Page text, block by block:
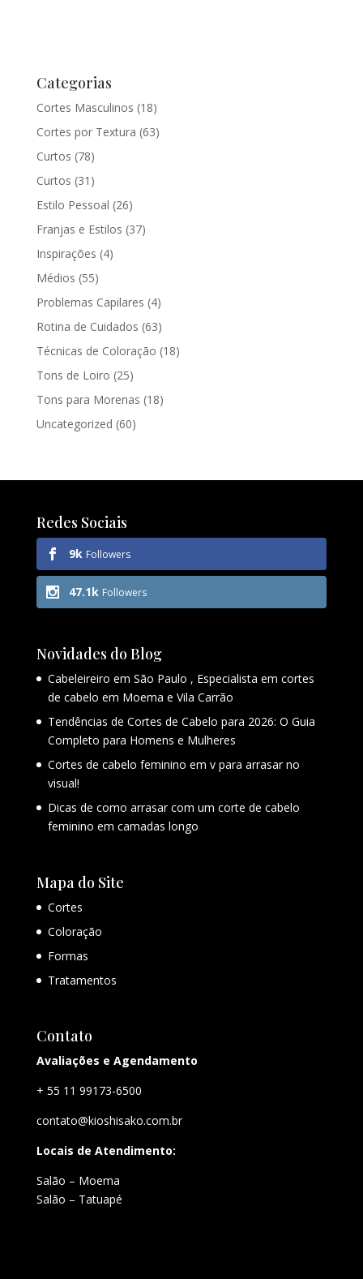
Categorias
Cortes Masculinos (18)
Cortes por Textura (63)
Curtos (78)
Curtos (31)
Estilo Pessoal (26)
Franjas e Estilos (37)
Inspirações (4)
Médios (55)
Problemas Capilares (4)
Rotina de Cuidados (63)
Técnicas de Coloração (18)
Tons de Loiro (25)
Tons para Morenas (18)
Uncategorized (60)
Redes Sociais
9k Followers
47.1k Followers
Novidades do Blog
Cabeleireiro em São Paulo , Especialista em cortes
de cabelo em Moema e Vila Carrão
Tendências de Cortes de Cabelo para 2026: O Guia
Completo para Homens e Mulheres
Cortes de cabelo feminino em v para arrasar no
visual!
Dicas de como arrasar com um corte de cabelo
feminino em camadas longo
Mapa do Site
Cortes
Coloração
Formas
Tratamentos
Contato
Avaliações e Agendamento
+ 55 11 99173-6500
contato@kioshisako.com.br
Locais de Atendimento:
Salão – Moema
Salão – Tatuapé